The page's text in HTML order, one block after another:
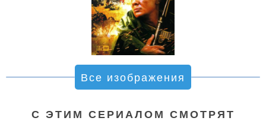
Все изображения
С ЭТИМ СЕРИАЛОМ СМОТРЯТ